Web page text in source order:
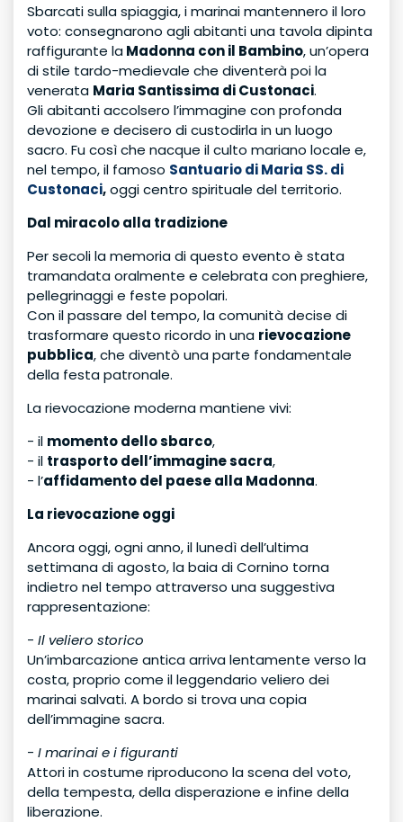
Sbarcati sulla spiaggia, i marinai mantennero il loro
voto: consegnarono agli abitanti una tavola dipinta
raffigurante laMadonna con il Bambino, un’opera
di stile tardo-medievale che diventerà poi la
venerata Maria Santissima di Custonaci.
Gli abitanti accolsero l’immagine con profonda
devozione e decisero di custodirla in un luogo
sacro. Fu così che nacque il culto mariano locale e,
nel tempo, il famoso Santuario di Maria SS. di
Custonaci,oggi centro spirituale del territorio.
Dal miracolo alla tradizione
Per secoli la memoria di questo evento è stata
tramandata oralmente e celebrata con preghiere,
pellegrinaggi e feste popolari.
Con il passare del tempo, la comunità decise di
trasformare questo ricordo in una rievocazione
pubblica, che diventò una parte fondamentale
della festa patronale.
La rievocazione moderna mantiene vivi:
- il momento dello sbarco,
- il trasporto dell’immagine sacra,
- l’affidamento del paese alla Madonna.
La rievocazione oggi
Ancora oggi, ogni anno, il lunedì dell’ultima
settimana di agosto, la baia di Cornino torna
indietro nel tempo attraverso una suggestiva
rappresentazione:
- Il veliero storico
Un’imbarcazione antica arriva lentamente verso la
costa, proprio come il leggendario veliero dei
marinai salvati. A bordo si trova una copia
dell’immagine sacra.
- I marinai e i figuranti
Attori in costume riproducono la scena del voto,
della tempesta, della disperazione e infine della
liberazione.